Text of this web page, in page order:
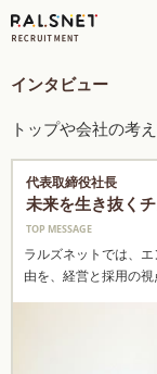
インタビュー
トップや会社の考
代表取締役社長
未来を生き抜く
TOP MESSAGE
ラルズネットでは、エ
由を、経営と採用の視